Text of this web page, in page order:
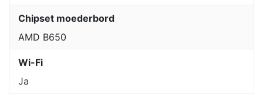
Chipset moederbord
AMD B650
Wi-Fi
Ja